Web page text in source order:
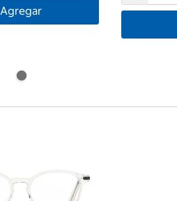
Agregar